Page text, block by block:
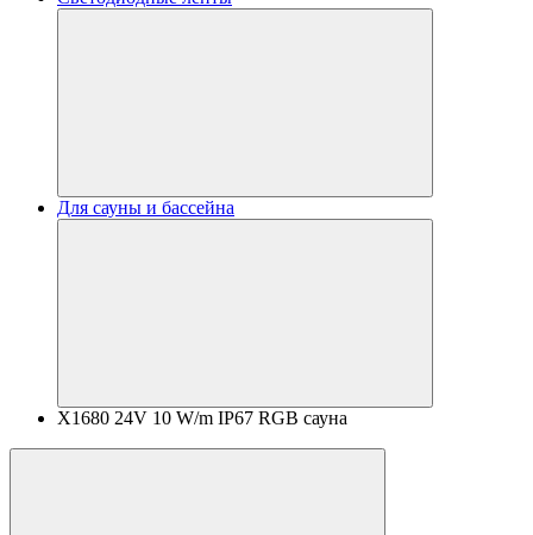
Для сауны и бассейна
X1680 24V 10 W/m IP67 RGB сауна